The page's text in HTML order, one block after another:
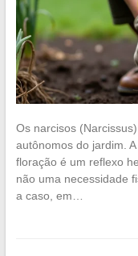
Os narcisos
autônomos do jardim.
floração é um reflexo
não uma necessidade
a caso, em…